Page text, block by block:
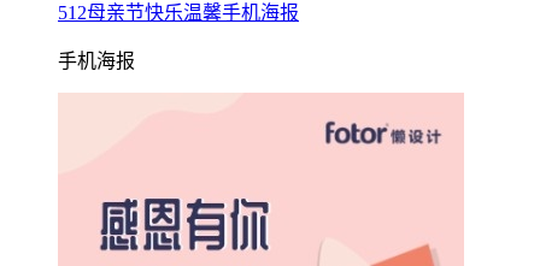
512母亲节快乐温馨手机海报
手机海报